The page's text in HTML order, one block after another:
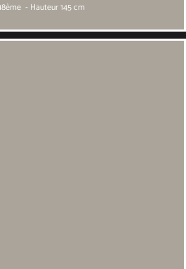
- Hauteur 145 cm